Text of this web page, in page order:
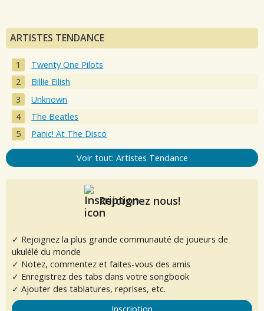
ARTISTES TENDANCE
Twenty One Pilots
Billie Eilish
Unknown
The Beatles
Panic! At The Disco
Voir tout: Artistes Tendance
Rejoignez nous!
✓ Rejoignez la plus grande communauté de joueurs de
ukulélé du monde
✓ Notez, commentez et faites-vous des amis
✓ Enregistrez des tabs dans votre songbook
✓ Ajouter des tablatures, reprises, etc.
Inscription